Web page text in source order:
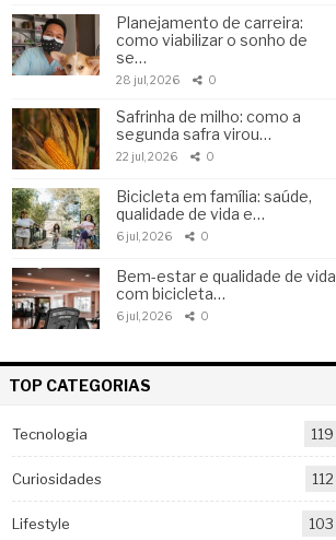
Planejamento de carreira:
como viabilizar o sonho de
se…
28 jul, 2026 0
Safrinha de milho: como a
segunda safra virou…
22 jul, 2026 0
Bicicleta em família: saúde,
qualidade de vida e…
6 jul, 2026 0
Bem-estar e qualidade de vida
com bicicleta…
6 jul, 2026 0
TOP CATEGORIAS
Tecnologia 119
Curiosidades 112
Lifestyle 103